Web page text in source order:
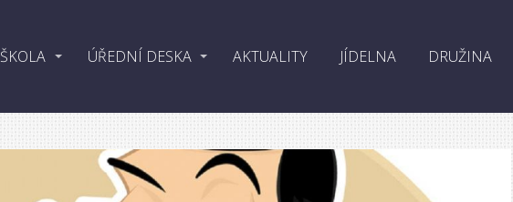
ŠKOLA ÚŘEDNÍ DESKA AKTUALITY JÍDELNA DRUŽINA